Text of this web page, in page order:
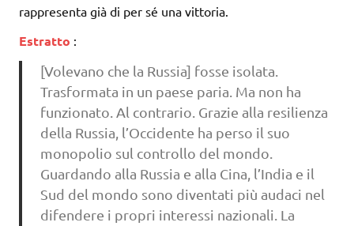
rappresenta già di per sé una vittoria.
Estratto :
[Volevano che la Russia] fosse isolata.
Trasformata in un paese paria. Ma non ha
funzionato. Al contrario. Grazie alla resilienza
della Russia, l’Occidente ha perso il suo
monopolio sul controllo del mondo.
Guardando alla Russia e alla Cina, l’India e il
Sud del mondo sono diventati più audaci nel
difendere i propri interessi nazionali. La